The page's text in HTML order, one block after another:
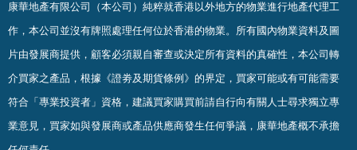
康華地產有限公司（本公司）純粹就香港以外地方的物業進行地產代理工
作，本公司並沒有牌照處理任何位於香港的物業。 所有國內物業資料及圖
片由發展商提供，顧客必須親自審查或決定所有資料的真確性 ， 本公司轉
介買家之產品，根據《證劵及期貨條例》的界定，買家可能或有可能需要
符合「專業投資者」資格，建議買家購買前請自行向有關人士尋求獨立專
業意見，買家如與發展商或產品供應商發生任何爭議，康華地產概不承擔